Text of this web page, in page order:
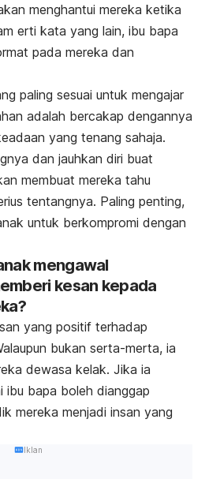
menghantui mereka ketika
erti kata yang lain, ibu bapa
pada mereka dan
paling sesuai untuk mengajar
adalah bercakap dengannya
yang tenang sahaja.
dan jauhkan diri buat
membuat mereka tahu
tentangnya. Paling penting,
untuk berkompromi dengan
mengawal
kesan kepada
yang positif terhadap
bukan serta-merta, ia
dewasa kelak. Jika ia
ibu bapa boleh dianggap
mereka menjadi insan yang
Iklan